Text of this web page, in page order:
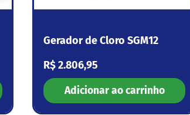
Gerador de Cloro SGM12
Preço normal
R$ 2.806,95
Adicionar ao carrinho